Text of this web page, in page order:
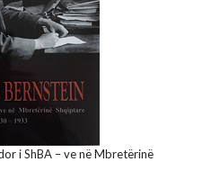
i ShBA – ve në Mbretërinë